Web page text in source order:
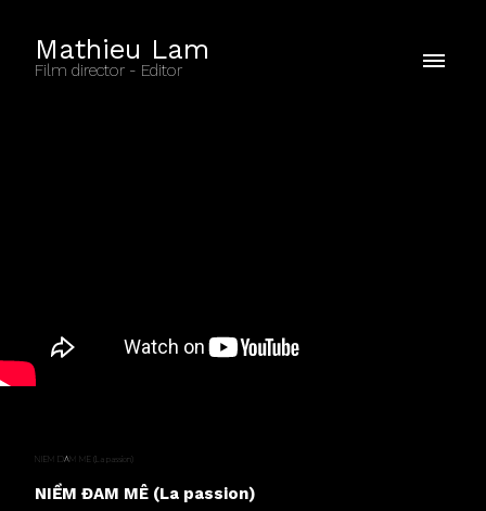
Mathieu Lam
Film director - Editor
NIEM DAM ME (La passion)
NIỀM ĐAM MÊ (La passion)